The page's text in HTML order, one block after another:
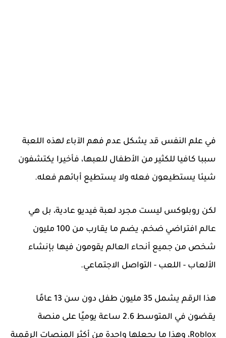
في علم النفس قد يشكل عدم فهم الآباء لهذه اللعبة
سببا كافيا للكثير من الأطفال للعبها، فأخيرا يكتشفون
شيئا يستطيعون فعله ولا يستطيع أبائهم فعله.
لكن روبلوكس ليست مجرد لعبة فيديو عادية، بل هي
عالم افتراضي ضخم، يضم ما يقارب من 100 مليون
شخص من جميع أنحاء العالم يقومون فيها بإنشاء
الألعاب - اللعب - التواصل الاجتماعي.
هذا الرقم يشمل 35 مليون طفل دون سن 13 عامًا
يقضون في المتوسط 2.6 ساعة يوميًا على منصة
Roblox، وهذا ما يجعلها واحدة من أكثر المنصات الرقمية